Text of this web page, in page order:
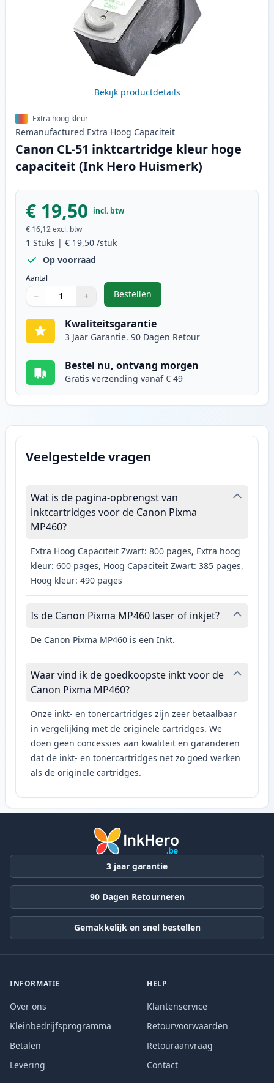
Bekijk productdetails
Extra hoog kleur
Remanufactured Extra Hoog Capaciteit
Canon CL-51 inktcartridge kleur hoge
capaciteit (Ink Hero Huismerk)
€ 19,50 incl. btw
€ 16,12excl. btw
1 Stuks | € 19,50 /stuk
Op voorraad
Aantal
Gebruik de knoppen om aan te passen
− +
1
Bestellen
,Canon CL-51 inktcartridge kleur
Kwaliteitsgarantie
3 Jaar Garantie. 90 Dagen Retour
Bestel nu, ontvang morgen
Gratis verzending vanaf € 49
Veelgestelde vragen
Wat is de pagina-opbrengst van
inktcartridges voor de Canon Pixma
MP460?
Extra Hoog Capaciteit Zwart: 800 pages, Extra hoog
kleur: 600 pages, Hoog Capaciteit Zwart: 385 pages,
Hoog kleur: 490 pages
Is de Canon Pixma MP460 laser of inkjet?
De Canon Pixma MP460 is een Inkt.
Waar vind ik de goedkoopste inkt voor de
Canon Pixma MP460?
Onze inkt- en tonercartridges zijn zeer betaalbaar
in vergelijking met de originele cartridges. We
doen geen concessies aan kwaliteit en garanderen
dat de inkt- en tonercartridges net zo goed werken
als de originele cartridges.
3 jaar garantie
90 Dagen Retourneren
Gemakkelijk en snel bestellen
INFORMATIE
Over ons
Kleinbedrijfsprogramma
Betalen
Levering
HELP
Klantenservice
Retourvoorwaarden
Retouraanvraag
Contact